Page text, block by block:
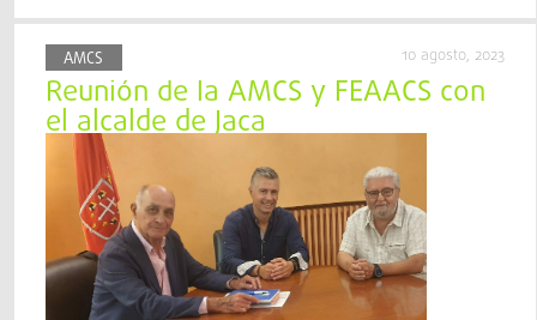
AMCS 10 agosto, 2023
Reunión de la AMCS y FEAACS con
el alcalde de Jaca